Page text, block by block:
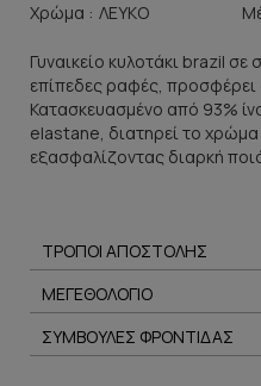
Χρώμα :
Γυναικείο κυλοτάκι brazil
επίπεδες ραφές, προσφέρει
Κατασκευασμένο από 93%
elastane, διατηρεί το χρώμα
εξασφαλίζοντας διαρκή
ΤΡΟΠΟΙ ΑΠΟΣΤΟΛΗΣ
ΜΕΓΕΘΟΛΟΓΙΟ
ΣΥΜΒΟΥΛΕΣ ΦΡΟΝΤΙΔΑΣ